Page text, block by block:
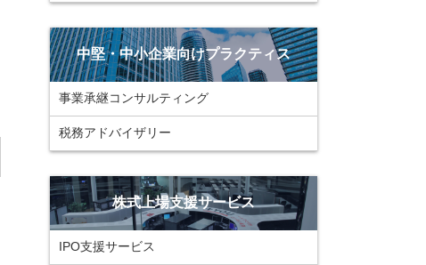
中堅・中小企業向けプラクティス
事業承継コンサルティング
税務アドバイザリー
株式上場支援サービス
IPO支援サービス